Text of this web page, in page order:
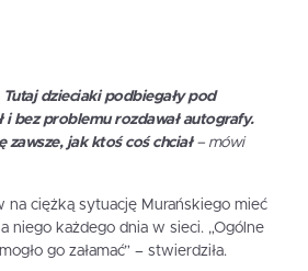
dzieciaki podbiegały pod
i bez problemu rozdawał autografy.
zawsze, jak ktoś coś chciał– mówi
na ciężką sytuację Murańskiego mieć
niego każdego dnia w sieci. „Ogólne
go załamać” – stwierdziła.